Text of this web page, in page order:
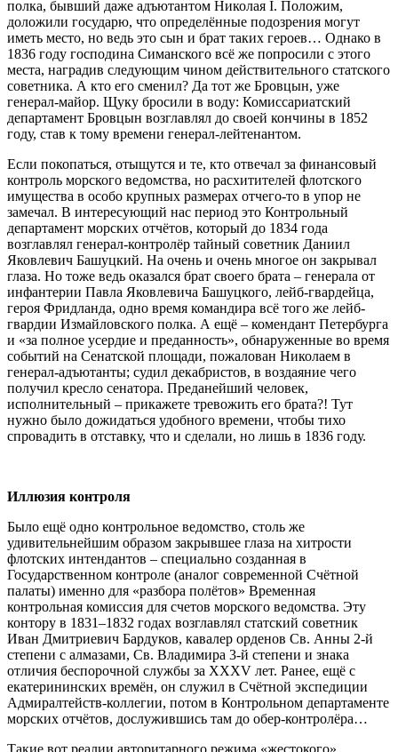
полка, бывший даже адъютантом Николая I. Положим,
доложили государю, что определённые подозрения могут
иметь место, но ведь это сын и брат таких героев… Однако в
1836 году господина Симанского всё же попросили с этого
места, наградив следующим чином действительного статского
советника. А кто его сменил? Да тот же Бровцын, уже
генерал-майор. Щуку бросили в воду: Комиссариатский
департамент Бровцын возглавлял до своей кончины в 1852
году, став к тому времени генерал-лейтенантом.
Если покопаться, отыщутся и те, кто отвечал за финансовый
контроль морского ведомства, но расхитителей флотского
имущества в особо крупных размерах отчего-то в упор не
замечал. В интересующий нас период это Контрольный
департамент морских отчётов, который до 1834 года
возглавлял генерал-контролёр тайный советник Даниил
Яковлевич Башуцкий. На очень и очень многое он закрывал
глаза. Но тоже ведь оказался брат своего брата – генерала от
инфантерии Павла Яковлевича Башуцкого, лейб-гвардейца,
героя Фридланда, одно время командира всё того же лейб-
гвардии Измайловского полка. А ещё – комендант Петербурга
и «за полное усердие и преданность», обнаруженные во время
событий на Сенатской площади, пожалован Николаем в
генерал-адъютанты; судил декабристов, в воздаяние чего
получил кресло сенатора. Преданейший человек,
исполнительный – прикажете тревожить его брата?! Тут
нужно было дожидаться удобного времени, чтобы тихо
спровадить в отставку, что и сделали, но лишь в 1836 году.
Иллюзия контроля
Было ещё одно контрольное ведомство, столь же
удивительнейшим образом закрывшее глаза на хитрости
флотских интендантов – специально созданная в
Государственном контроле (аналог современной Счётной
палаты) именно для «разбора полётов» Временная
контрольная комиссия для счетов морского ведомства. Эту
контору в 1831–1832 годах возглавлял статский советник
Иван Дмитриевич Бардуков, кавалер орденов Св. Анны 2-й
степени с алмазами, Св. Владимира 3-й степени и знака
отличия беспорочной службы за ХХХV лет. Ранее, ещё с
екатерининских времён, он служил в Счётной экспедиции
Адмиралтейств-коллегии, потом в Контрольном департаменте
морских отчётов, дослужившись там до обер-контролёра…
Такие вот реалии авторитарного режима «жестокого»